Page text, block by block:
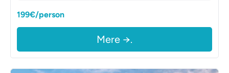
199€/person
Mere →.